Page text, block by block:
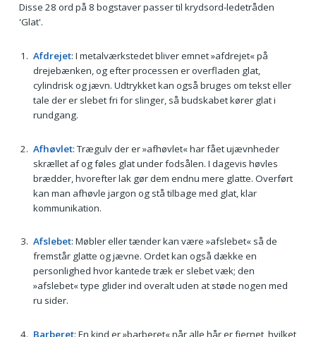
Disse 28 ord på 8 bogstaver passer til krydsord-ledetråden
'Glat'.
Afdrejet: I metalværkstedet bliver emnet »afdrejet« på
drejebænken, og efter processen er overfladen glat,
cylindrisk og jævn. Udtrykket kan også bruges om tekst eller
tale der er slebet fri for slinger, så budskabet kører glat i
rundgang.
Afhøvlet: Trægulv der er »afhøvlet« har fået ujævnheder
skrællet af og føles glat under fodsålen. I dagevis høvles
brædder, hvorefter lak gør dem endnu mere glatte. Overført
kan man afhøvle jargon og stå tilbage med glat, klar
kommunikation.
Afslebet: Møbler eller tænder kan være »afslebet« så de
fremstår glatte og jævne. Ordet kan også dække en
personlighed hvor kantede træk er slebet væk; den
»afslebet« type glider ind overalt uden at støde nogen med
ru sider.
Barberet: En kind er »barberet« når alle hår er fjernet, hvilket